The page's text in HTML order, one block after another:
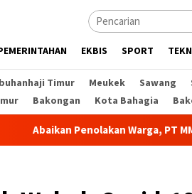
EKBIS SPORT
Timur Meukek Sawang
Bakongan Kota Bahagia
Penolakan Warga, PT MMS Tetap